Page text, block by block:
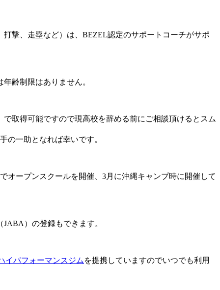
撃、走塁など）は、BEZEL認定のサポートコーチがサポ
齢制限はありません。
で取得可能ですので現高校を辞める前にご相談頂けるとスム
の一助となれば幸いです。
オープンスクールを開催、3月に沖縄キャンプ時に開催して
）の登録もできます。
イパフォーマンスジム を提携していますのでいつでも利用